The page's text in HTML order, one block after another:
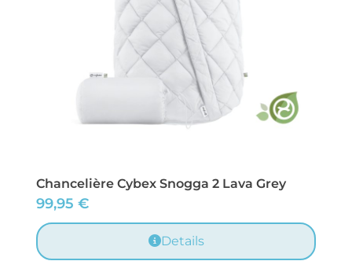
Chancelière Cybex Snogga 2 Lava Grey
99,95 €
Details